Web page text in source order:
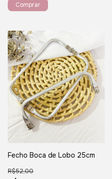
Comprar
Fecho Boca de Lobo 25cm
R$52,00